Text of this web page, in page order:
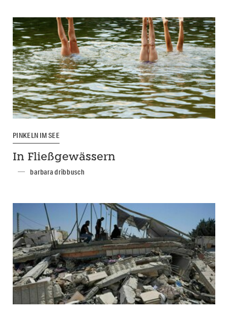
PINKELN IM SEE
In Fließgewässern
barbara dribbusch